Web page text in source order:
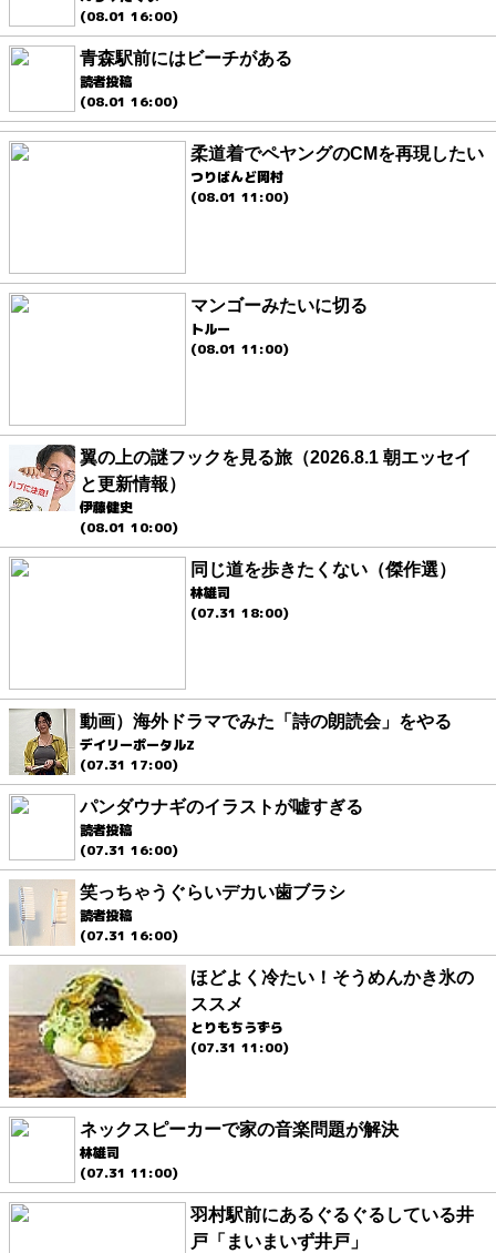
(08.01 16:00)
青森駅前にはビーチがある
読者投稿
(08.01 16:00)
柔道着でペヤングのCMを再現したい
つりばんど岡村
(08.01 11:00)
マンゴーみたいに切る
トルー
(08.01 11:00)
翼の上の謎フックを見る旅（2026.8.1 朝エッセイ
と更新情報）
伊藤健史
(08.01 10:00)
同じ道を歩きたくない（傑作選）
林雄司
(07.31 18:00)
動画）海外ドラマでみた「詩の朗読会」をやる
デイリーポータルZ
(07.31 17:00)
パンダウナギのイラストが嘘すぎる
読者投稿
(07.31 16:00)
笑っちゃうぐらいデカい歯ブラシ
読者投稿
(07.31 16:00)
ほどよく冷たい！そうめんかき氷の
ススメ
とりもちうずら
(07.31 11:00)
ネックスピーカーで家の音楽問題が解決
林雄司
(07.31 11:00)
羽村駅前にあるぐるぐるしている井
戸「まいまいず井戸」